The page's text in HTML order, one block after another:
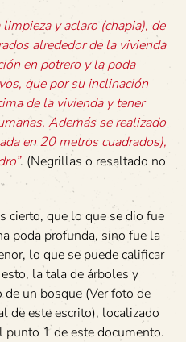
y aclaro (chapia), de
alrededor de la vivienda
en potrero y la poda
que por su inclinación
de la vivienda y tener
Además se realizado
en 20 metros cuadrados),
. (Negrillas o resaltado no
cierto, que lo que se dio fue
poda profunda, sino fue la
lo que se puede calificar
la tala de árboles y
un bosque (Ver foto de
de este escrito), localizado
punto 1 de este documento.